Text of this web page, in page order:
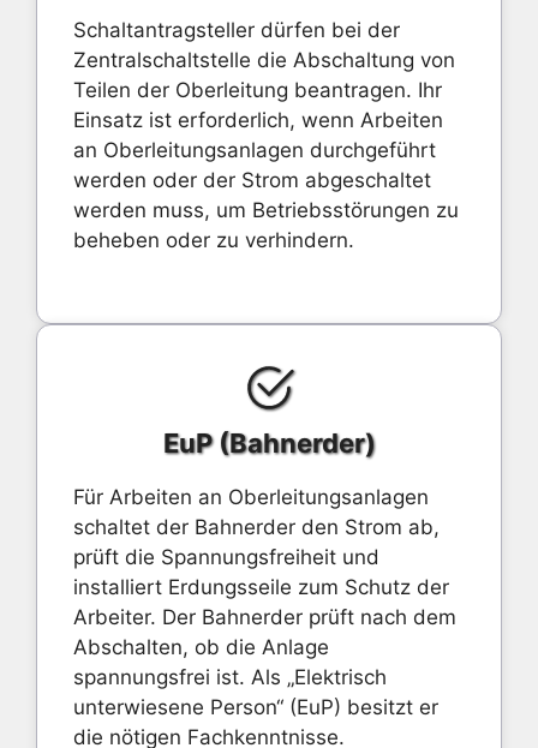
Schaltantragsteller dürfen bei der
Zentralschaltstelle die Abschaltung von
Teilen der Oberleitung beantragen. Ihr
Einsatz ist erforderlich, wenn Arbeiten
an Oberleitungsanlagen durchgeführt
werden oder der Strom abgeschaltet
werden muss, um Betriebsstörungen zu
beheben oder zu verhindern.
EuP (Bahnerder)
Für Arbeiten an Oberleitungsanlagen
schaltet der Bahnerder den Strom ab,
prüft die Spannungsfreiheit und
installiert Erdungsseile zum Schutz der
Arbeiter. Der Bahnerder prüft nach dem
Abschalten, ob die Anlage
spannungsfrei ist. Als „Elektrisch
unterwiesene Person“ (EuP) besitzt er
die nötigen Fachkenntnisse.